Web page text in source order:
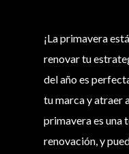
¡La primavera
renovar tu
del año es
tu marca y atraer
primavera es una
renovación, y